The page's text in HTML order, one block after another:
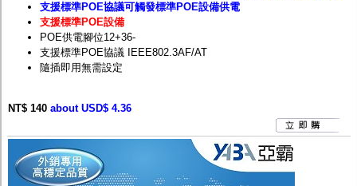
支援標準POE協議可觸發標準POE設備供電
支援標準POE設備
POE供電腳位12+36-
支援標準POE協議 IEEE802.3AF/AT
隨插即用無需設定
NT$ 140 about USD$ 4.36